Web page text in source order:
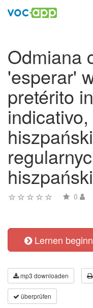
Odmiana
'esperar'
pretérito
0
Lernen
mp3 downloaden
überprüfen